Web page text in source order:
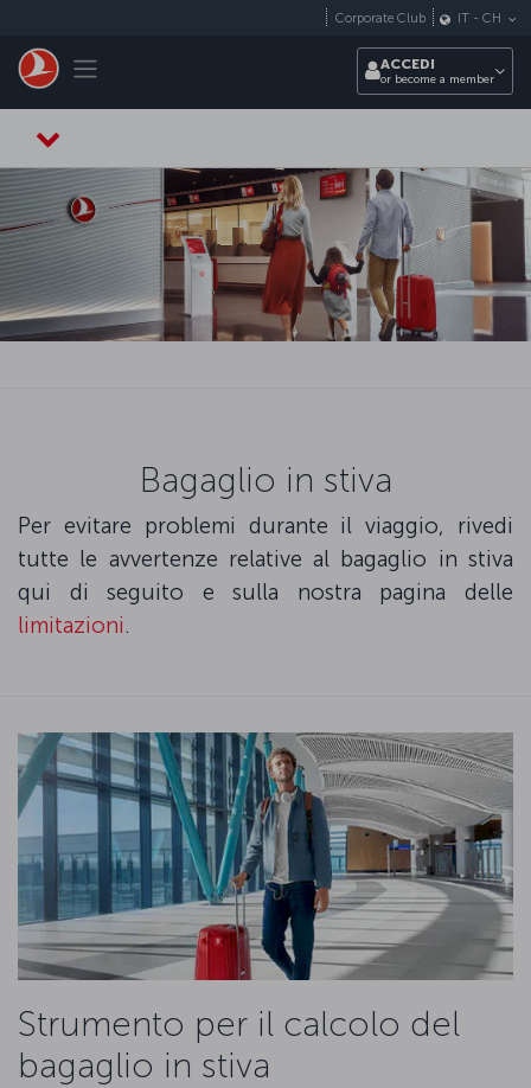
Toggle navigation
Corporate Club IT - CH
ACCEDI
or become a member
Bagaglio in stiva
Per evitare problemi durante il viaggio, rivedi
tutte le avvertenze relative al bagaglio in stiva
qui di seguito e sulla nostra pagina delle
limitazioni.
Strumento per il calcolo del
bagaglio in stiva